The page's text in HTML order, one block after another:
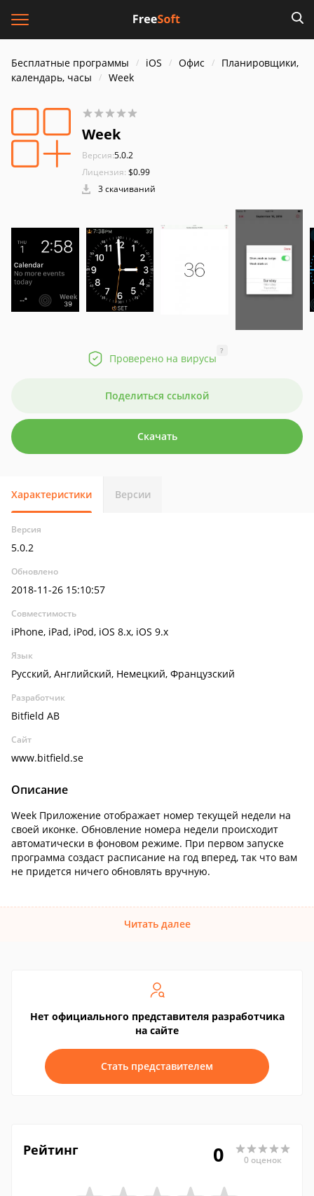
Бесплатные программы iOS Офис
Планировщики,
календарь, часы
Week
Week
Версия:5.0.2
Лицензия: $0.99
3 скачиваний
Проверено на вирусы
?
Поделиться ссылкой
Скачать
Характеристики Версии
Версия
5.0.2
Обновлено
2018-11-26 15:10:57
Совместимость
iPhone, iPad, iPod, iOS 8.x, iOS 9.x
Язык
Русский, Английский, Немецкий, Французский
Разработчик
Bitfield AB
Сайт
www.bitfield.se
Описание
Week Приложение отображает номер текущей недели на
своей иконке. Обновление номера недели происходит
автоматически в фоновом режиме. При первом запуске
программа создаст расписание на год вперед, так что вам
не придется ничего обновлять вручную.
Читать далее
Нет официального представителя разработчика
на сайте
Стать представителем
Рейтинг 0 0 оценок